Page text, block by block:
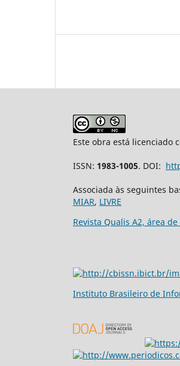
Este obra está licenciado
ISSN: 1983-1005. DOI:
Associada às seguintes
MIAR, LIVRE
Revista Qualis A2, área
Instituto Brasileiro de